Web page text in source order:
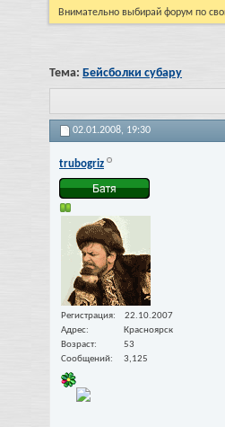
Внимательно выбирай форум по
Тема: Бейсболки субару
02.01.2008, 19:30
trubogriz
Регистрация
22.10.2007
Адрес
Красноярск
Возраст
53
Сообщений
3,125